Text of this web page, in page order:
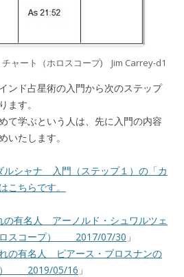
ャート（ホロスコープ) Jim Carrey-d1
ンド占星術の入門から次のステップ
ます。
学ぶという人は、先に入門の内容
いたします。
ルシャナ 入門（ステップ１）の「カ
ちらです。
の有名人 アーノルド・シュワルツェ
ロスコープ） 2017/07/30 」
の有名人 ピアース・ブロスナンの
） 2019/05/16 」